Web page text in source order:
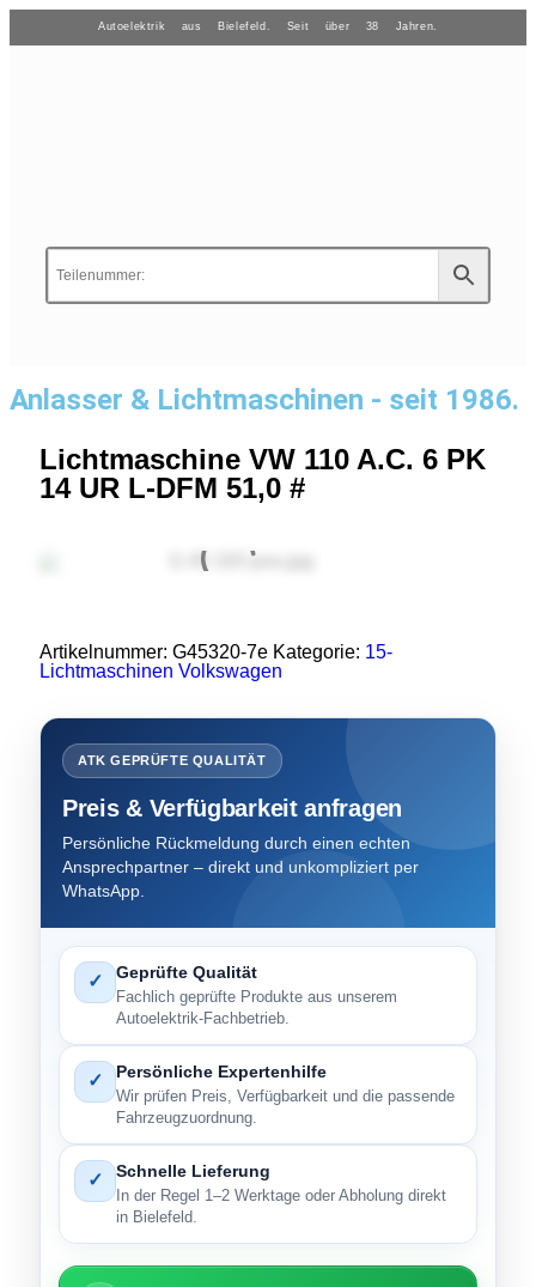
Autoelektrik aus Bielefeld. Seit über 38 Jahren.
Anlasser & Lichtmaschinen - seit 1986.
Lichtmaschine VW 110 A.C. 6 PK
14 UR L-DFM 51,0 #
Artikelnummer: G45320-7e Kategorie: 15-
Lichtmaschinen Volkswagen
ATK GEPRÜFTE QUALITÄT
Preis & Verfügbarkeit anfragen
Persönliche Rückmeldung durch einen echten
Ansprechpartner – direkt und unkompliziert per
WhatsApp.
✓ Geprüfte Qualität
Fachlich geprüfte Produkte aus unserem
Autoelektrik-Fachbetrieb.
✓ Persönliche Expertenhilfe
Wir prüfen Preis, Verfügbarkeit und die passende
Fahrzeugzuordnung.
✓ Schnelle Lieferung
In der Regel 1–2 Werktage oder Abholung direkt
in Bielefeld.